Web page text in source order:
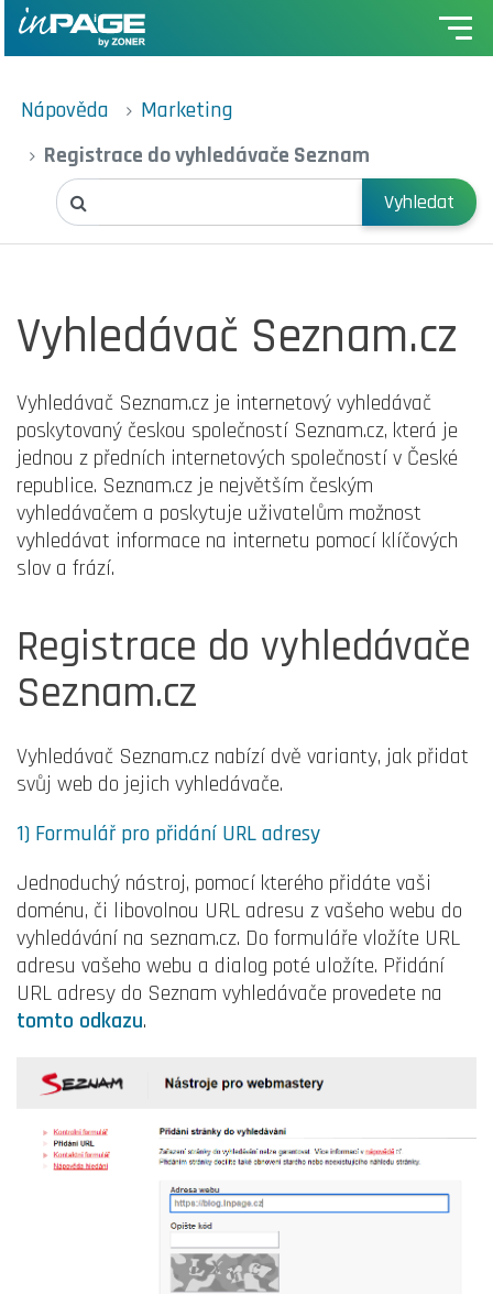
Nápověda
Marketing
Registrace do vyhledávače Seznam
Vyhledat
Vyhledávač Seznam.cz
Vyhledávač Seznam.cz je internetový vyhledávač
poskytovaný českou společností Seznam.cz, která je
jednou z předních internetových společností v České
republice. Seznam.cz je největším českým
vyhledávačem a poskytuje uživatelům možnost
vyhledávat informace na internetu pomocí klíčových
slov a frází.
Registrace do vyhledávače
Seznam.cz
Vyhledávač Seznam.cz nabízí dvě varianty, jak přidat
svůj web do jejich vyhledávače.
1) Formulář pro přidání URL adresy
Jednoduchý nástroj, pomocí kterého přidáte vaši
doménu, či libovolnou URL adresu z vašeho webu do
vyhledávání na seznam.cz. Do formuláře vložíte URL
adresu vašeho webu a dialog poté uložíte. Přidání
URL adresy do Seznam vyhledávače provedete na
tomto odkazu.